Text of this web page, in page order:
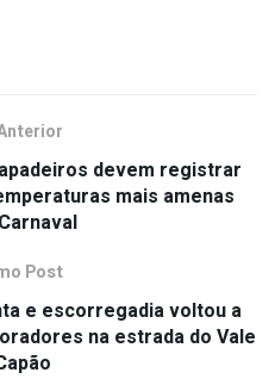
devem registrar
mais amenas
Post
e escorregadia voltou a
na estrada do Vale